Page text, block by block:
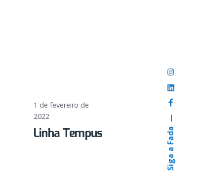
Siga a Fada
1 de fevereiro de
2022
Linha Tempus